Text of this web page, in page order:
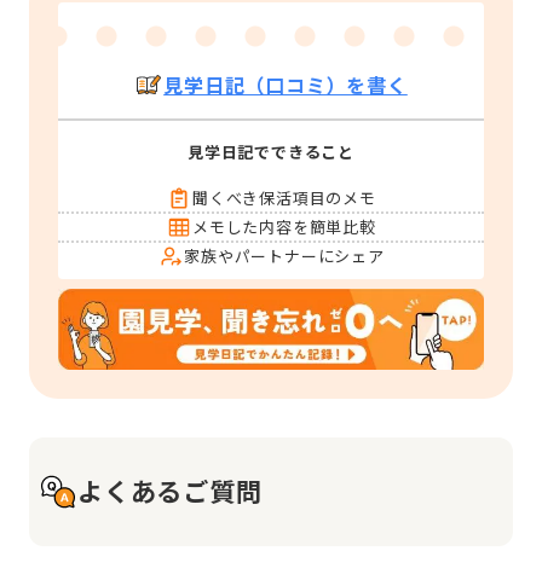
見学日記（口コミ）を書く
見学日記でできること
聞くべき保活項目のメモ
メモした内容を簡単比較
家族やパートナーにシェア
よくあるご質問